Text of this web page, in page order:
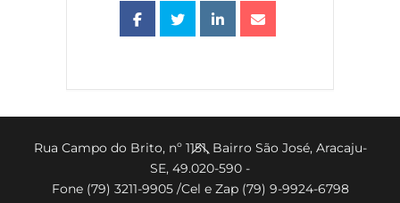
Back
To
Top
Rua Campo do Brito, nº 1151, Bairro São José, Aracaju-
SE, 49.020-590 -
Fone (79) 3211-9905 /Cel e Zap (79) 9-9924-6798